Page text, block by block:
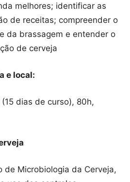
melhores; identificar as
de receitas; compreender o
da brassagem e entender o
de cerveja
e local:
dias de curso), 80h,
de Microbiologia da Cerveja,